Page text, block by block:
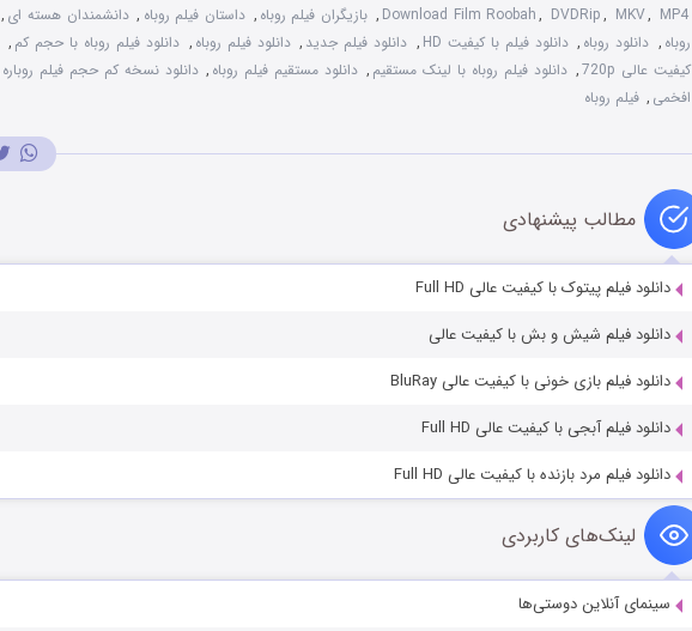
Download Film Roobah, DVDRip, MKV, MP4
, بازیگران فیلم روباه , داستان فیلم روباه , دانشمندان هسته ای ,
روباه , دانلود روباه , دانلود فیلم با کیفیت HD , دانلود فیلم جدید , دانلود فیلم روباه , دانلود فیلم روباه با حجم کم ,
کیفیت عالی 720p
, دانلود فیلم روباه با لینک مستقیم , دانلود مستقیم فیلم روباه , دانلود نسخه کم حجم فیلم روباره
افخمی , فیلم روباه
مطالب پیشنهادی
دانلود فیلم پیتوک با کیفیت عالی Full HD
دانلود فیلم شیش و بش با کیفیت عالی
دانلود فیلم بازی خونی با کیفیت عالی BluRay
دانلود فیلم آبجی با کیفیت عالی Full HD
دانلود فیلم مرد بازنده با کیفیت عالی Full HD
لینک‌های کاربردی
سینمای آنلاین دوستی‌ها